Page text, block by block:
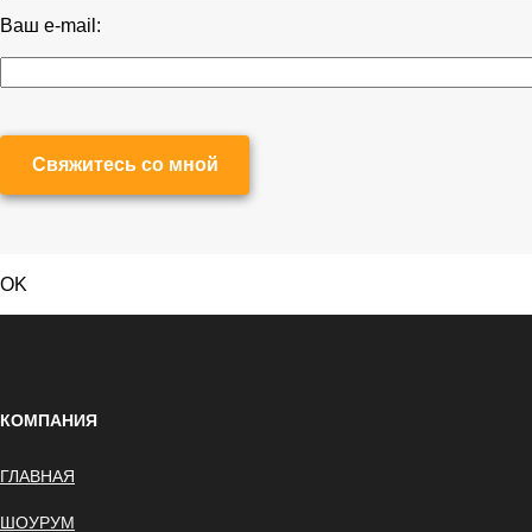
Ваш e-mail:
Свяжитесь со мной
OK
КОМПАНИЯ
ГЛАВНАЯ
ШОУРУМ